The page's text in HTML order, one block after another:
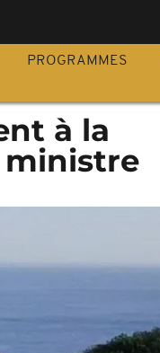
PROGRAMMES
à la
ministre